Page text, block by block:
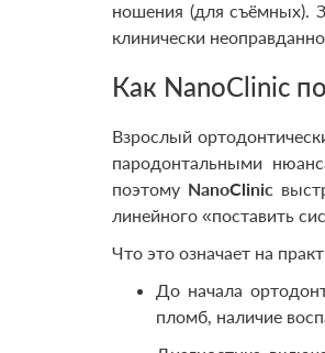
ношения (для съёмных).
клинически
Как NanoClinic
Взрослый
пародонтальными
поэтому NanoClinic
линейного «поставить
Что это означает на
До начала
пломб, наличие